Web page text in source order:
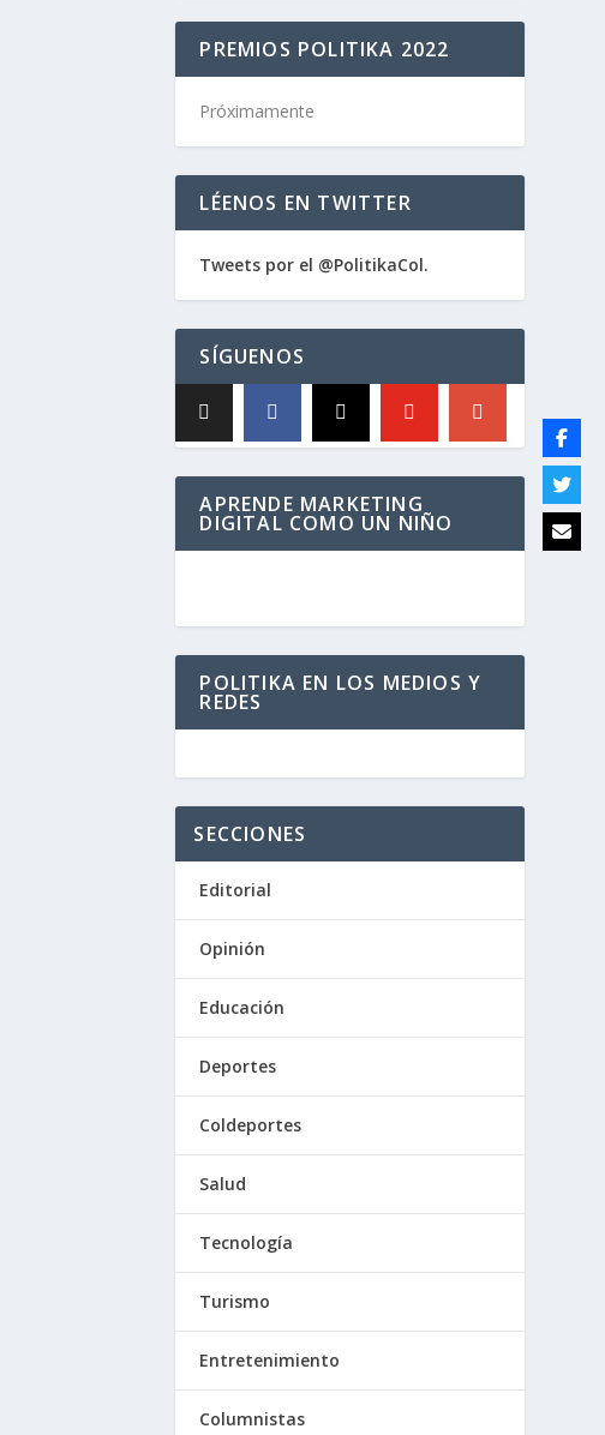
PREMIOS POLITIKA 2022
Próximamente
LÉENOS EN TWITTER
Tweets por el @PolitikaCol.
SÍGUENOS
APRENDE MARKETING
DIGITAL COMO UN NIÑO
POLITIKA EN LOS MEDIOS Y
REDES
SECCIONES
Editorial
Opinión
Educación
Deportes
Coldeportes
Salud
Tecnología
Turismo
Entretenimiento
Columnistas